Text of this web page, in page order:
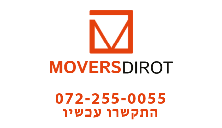
072-255-0055
התקשרו עכשיו